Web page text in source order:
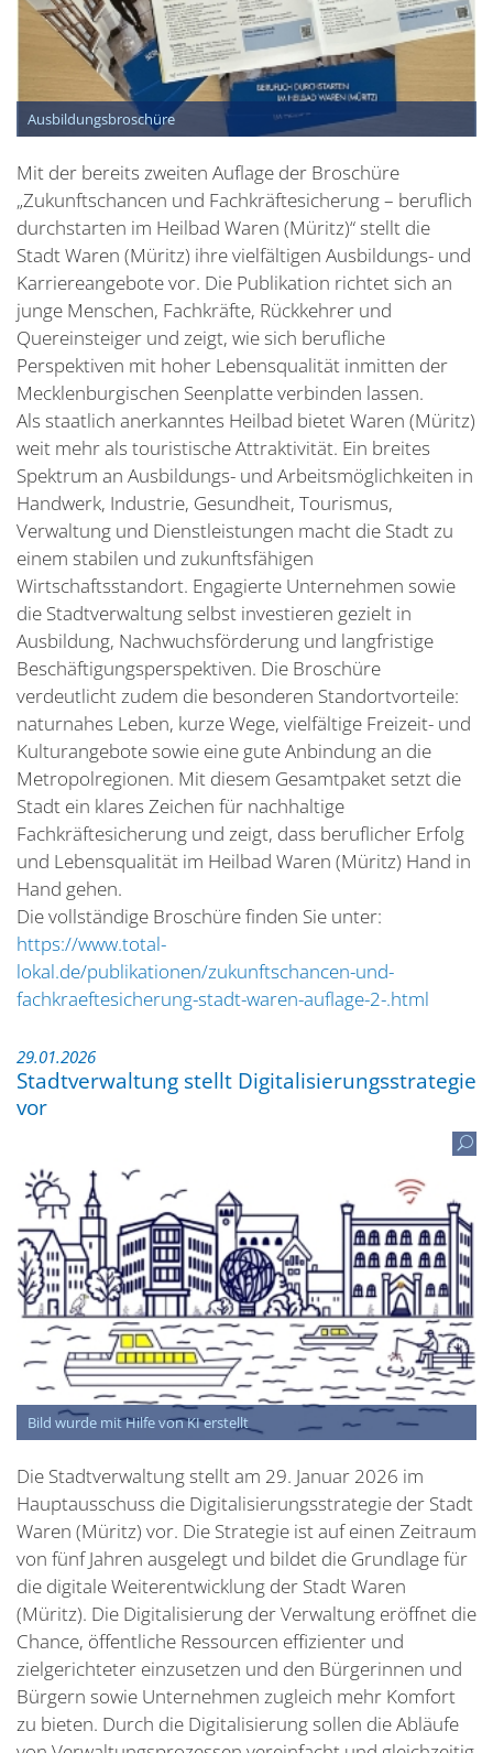
Ausbildungsbroschüre
Mit der bereits zweiten Auflage der Broschüre
„Zukunftschancen und Fachkräftesicherung – beruflich
durchstarten im Heilbad Waren (Müritz)“ stellt die
Stadt Waren (Müritz) ihre vielfältigen Ausbildungs- und
Karriereangebote vor. Die Publikation richtet sich an
junge Menschen, Fachkräfte, Rückkehrer und
Quereinsteiger und zeigt, wie sich berufliche
Perspektiven mit hoher Lebensqualität inmitten der
Mecklenburgischen Seenplatte verbinden lassen.
Als staatlich anerkanntes Heilbad bietet Waren (Müritz)
weit mehr als touristische Attraktivität. Ein breites
Spektrum an Ausbildungs- und Arbeitsmöglichkeiten in
Handwerk, Industrie, Gesundheit, Tourismus,
Verwaltung und Dienstleistungen macht die Stadt zu
einem stabilen und zukunftsfähigen
Wirtschaftsstandort. Engagierte Unternehmen sowie
die Stadtverwaltung selbst investieren gezielt in
Ausbildung, Nachwuchsförderung und langfristige
Beschäftigungsperspektiven. Die Broschüre
verdeutlicht zudem die besonderen Standortvorteile:
naturnahes Leben, kurze Wege, vielfältige Freizeit- und
Kulturangebote sowie eine gute Anbindung an die
Metropolregionen. Mit diesem Gesamtpaket setzt die
Stadt ein klares Zeichen für nachhaltige
Fachkräftesicherung und zeigt, dass beruflicher Erfolg
und Lebensqualität im Heilbad Waren (Müritz) Hand in
Hand gehen.
Die vollständige Broschüre finden Sie unter:
https://www.total-
lokal.de/publikationen/zukunftschancen-und-
fachkraeftesicherung-stadt-waren-auflage-2-.html
29.01.2026
Stadtverwaltung stellt Digitalisierungsstrategie
vor
Bild wurde mit Hilfe von KI erstellt
Die Stadtverwaltung stellt am 29. Januar 2026 im
Hauptausschuss die Digitalisierungsstrategie der Stadt
Waren (Müritz) vor. Die Strategie ist auf einen Zeitraum
von fünf Jahren ausgelegt und bildet die Grundlage für
die digitale Weiterentwicklung der Stadt Waren
(Müritz). Die Digitalisierung der Verwaltung eröffnet die
Chance, öffentliche Ressourcen effizienter und
zielgerichteter einzusetzen und den Bürgerinnen und
Bürgern sowie Unternehmen zugleich mehr Komfort
zu bieten. Durch die Digitalisierung sollen die Abläufe